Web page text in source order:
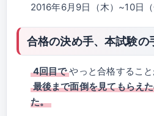
2016年6月9日（木）~10日（
合格の決め手、本試験の
4回目で やっと合格すること
最後まで面倒を見てもらえ
た。